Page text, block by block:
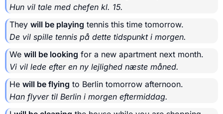
Hun vil tale med chefen kl. 15.
They will be playing tennis this time tomorrow.
De vil spille tennis på dette tidspunkt i morgen.
We will be looking for a new apartment next month.
Vi vil lede efter en ny lejlighed næste måned.
He will be flying to Berlin tomorrow afternoon.
Han flyver til Berlin i morgen eftermiddag.